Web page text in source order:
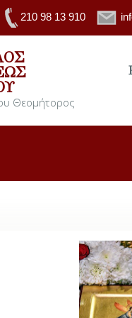
210 98 13 910
Θεομήτορος